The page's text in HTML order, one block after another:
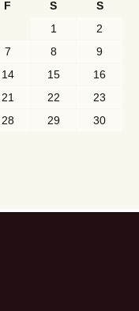
F S
S
1
2
7 8
9
14 15
16
21 22
23
28 29
30